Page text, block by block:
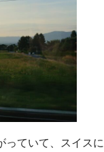
っていて、スイスに